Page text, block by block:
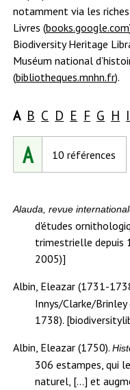
notamment via les
Livres (books.google.com
Biodiversity Heritage
Muséum national
(bibliotheques.mnhn.fr).
A(Lettre
B C D E F G H I
Références
commençant
par
la
lettre
A 10 références
Alauda, revue
d'études
trimestrielle depuis
2005)]
Albin, Eleazar (1731-
Innys/Clarke/
1738).
Albin, Eleazar (1750).
306 estampes, qui
naturel, […] et